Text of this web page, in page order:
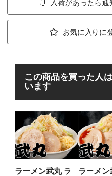
入荷があったら通
お気に入りに
この商品を買った人
います
ラーメン武丸 ラ
ラーメン